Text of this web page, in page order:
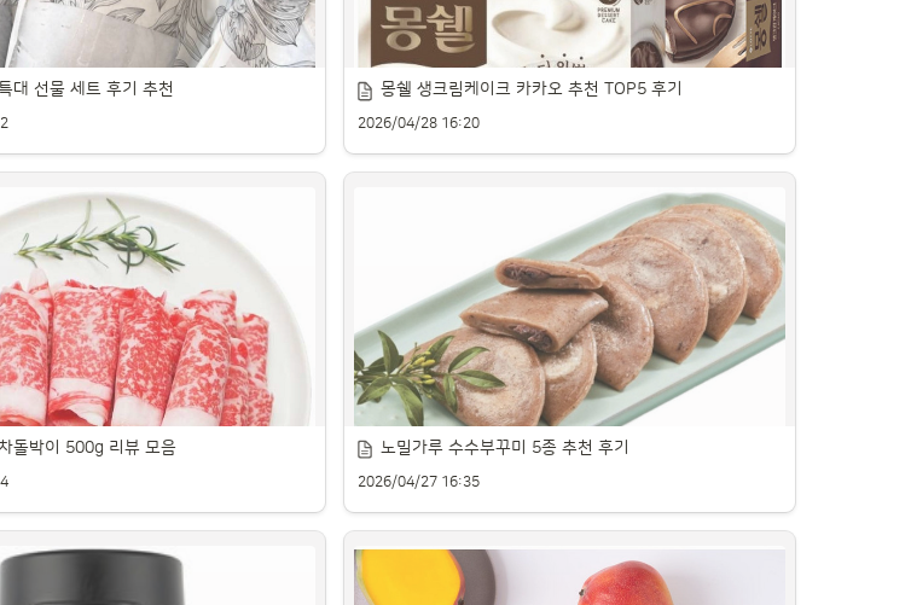
천 제품을 소개합니다.
대 선물 세트 후기 추천
몽쉘 카카오의 부드러운 맛과 풍부한 초콜릿을 소개합니다.
몽쉘 생크림케이크 카카오 추천 TOP5 후기
2026/04/28 16:20
돌박이 500g 리뷰 모음
수수 부꾸미용 제품을 꼼꼼히 비교해 소개합니다.
노밀가루 수수부꾸미 5종 추천 후기
2026/04/27 16:35